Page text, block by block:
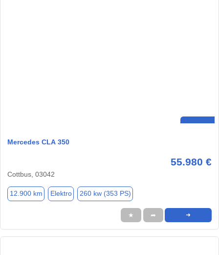
Mercedes CLA 350
55.980 €
Cottbus, 03042
12.900 km Elektro 260 kw (353 PS)
★ ➦ ➜